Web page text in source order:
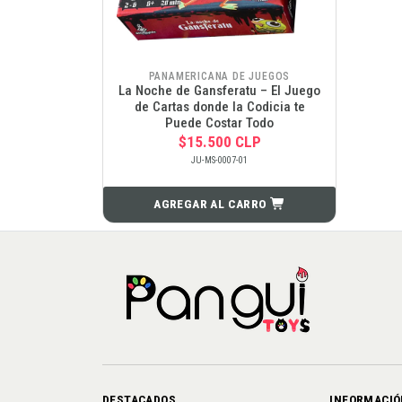
PANAMERICANA DE JUEGOS
La Noche de Gansferatu – El Juego
de Cartas donde la Codicia te
Puede Costar Todo
$15.500 CLP
JU-MS-0007-01
AGREGAR AL CARRO
DESTACADOS